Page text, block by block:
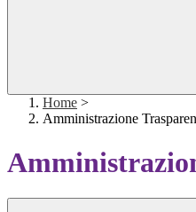
Home >
Amministrazione